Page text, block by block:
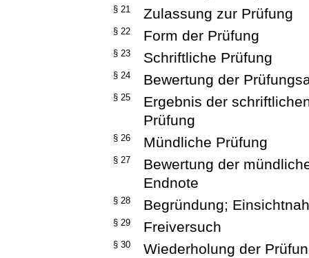
§ 21 Zulassung zur Prüfung
§ 22 Form der Prüfung
§ 23 Schriftliche Prüfung
§ 24 Bewertung der
§ 25
Ergebnis der
Prüfung
§ 26 Mündliche Prüfung
§ 27
Bewertung der
Endnote
§ 28 Begründung;
§ 29 Freiversuch
§ 30 Wiederholung der